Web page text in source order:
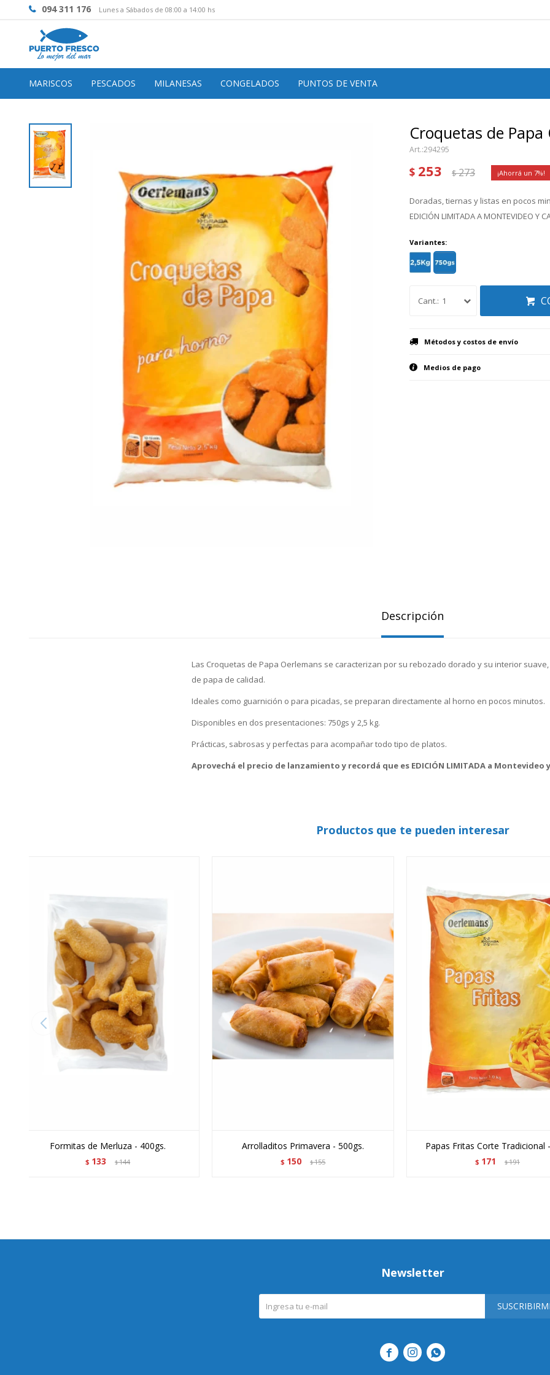
MARISCOS PESCADOS MILANESAS CONGELADOS PUNTOS DE VENTA
094 311 176 Lunes a Sábados de 08:00 a 14:00 hs
Croquetas de
294295
$ 253 $273 7
Doradas, tiernas y listas en pocos
EDICIÓN LIMITADA A MONTEVIDEO Y
Variantes:
1
Métodos y costos de envío
Medios de pago
Descripción
Las Croquetas de Papa Oerlemans se caracterizan por su rebozado dorado y su interior
de papa de calidad.
Ideales como guarnición o para picadas, se preparan directamente al horno en pocos minutos.
Disponibles en dos presentaciones: 750gs y 2,5 kg.
Prácticas, sabrosas y perfectas para acompañar todo tipo de platos.
Aprovechá el precio de lanzamiento y recordá que es EDICIÓN LIMITADA a Montevideo
Productos que te pueden interesar
Formitas de Merluza - 400gs.
$ 133 $144
Arrolladitos Primavera - 500gs.
$ 150 $155
Papas Fritas Corte Tradicional
$ 171 $191
Newsletter
  